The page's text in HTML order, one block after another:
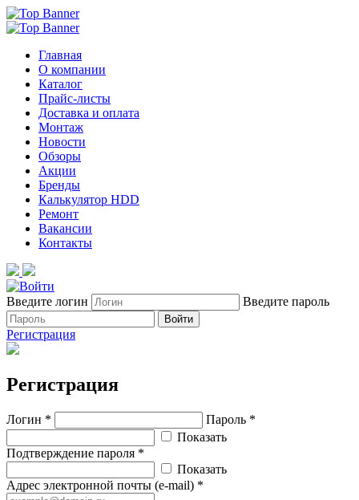
Главная
О компании
Каталог
Прайс-листы
Доставка и оплата
Монтаж
Новости
Обзоры
Акции
Бренды
Калькулятор HDD
Ремонт
Вакансии
Контакты
Введите логин Введите пароль
Войти
Регистрация
Регистрация
Логин *
Пароль *
Показать
Подтверждение пароля *
Показать
Адрес электронной почты (e-mail) *